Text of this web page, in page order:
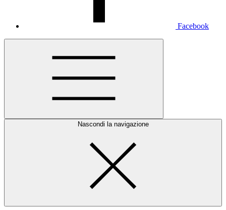
Facebook
Nascondi la navigazione